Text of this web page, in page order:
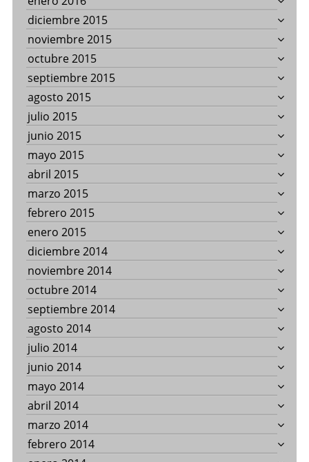
diciembre 2015
noviembre 2015
octubre 2015
septiembre 2015
agosto 2015
julio 2015
junio 2015
mayo 2015
abril 2015
marzo 2015
febrero 2015
enero 2015
diciembre 2014
noviembre 2014
octubre 2014
septiembre 2014
agosto 2014
julio 2014
junio 2014
mayo 2014
abril 2014
marzo 2014
febrero 2014